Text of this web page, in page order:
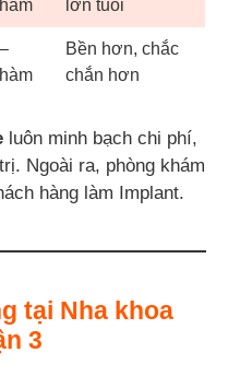
lớn tuổi
Bền hơn, chắc
chắn hơn
luôn minh bạch chi phí,
Ngoài ra, phòng khám
hàng làm Implant.
tại Nha khoa
3